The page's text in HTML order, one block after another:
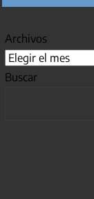
Archivos
Buscar